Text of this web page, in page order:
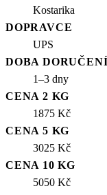
Kostarika
DOPRAVCE
UPS
DOBA DORUČENÍ
1–3 dny
CENA 2 KG
1875 Kč
CENA 5 KG
3025 Kč
CENA 10 KG
5050 Kč